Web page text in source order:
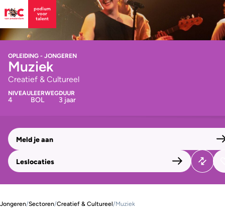
OPLEIDING - JONGEREN
Muziek
Creatief & Cultureel
NIVEAU
4
LEERWEG
BOL
DUUR
3 jaar
Meld je aan
Leslocaties
Jongeren/Sectoren/Creatief & Cultureel/Muziek